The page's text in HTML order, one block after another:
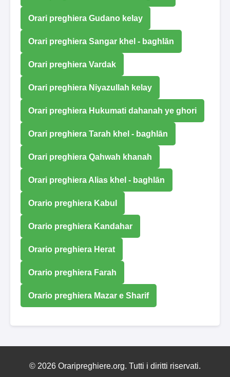
Orari preghiera Gudano kelay
Orari preghiera Sangar khel - baghlān
Orari preghiera Vardak
Orari preghiera Niyazullah kelay
Orari preghiera Hukumati dahanah ye ghori
Orari preghiera Tarah khel - baghlān
Orari preghiera Qahwah khanah
Orari preghiera Alias ​​khel - baghlān
Orario preghiera Kabul
Orario preghiera Kandahar
Orario preghiera Herat
Orario preghiera Farah
Orario preghiera Mazar e Sharif
© 2026 Oraripreghiere.org. Tutti i diritti riservati.